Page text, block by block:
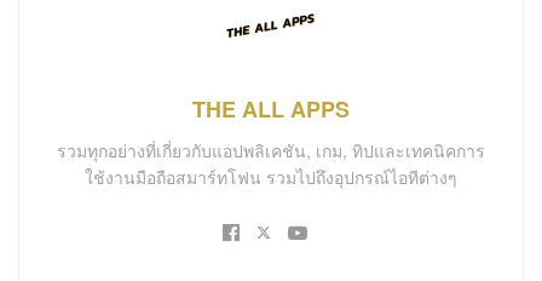
THE ALL APPS
รวมทุกอย่างที่เกี่ยวกับแอปพลิเคชัน, เกม, ทิปและเทคนิคการ
ใช้งานมือถือสมาร์ทโฟน รวมไปถึงอุปกรณ์ไอทีต่างๆ